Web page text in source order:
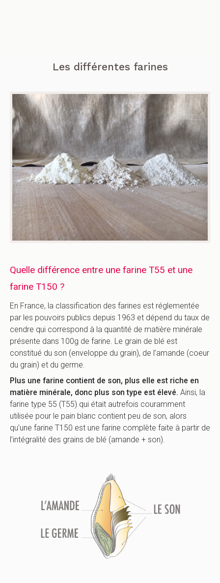
Les différentes farines
Quelle différence entre une farine T55 et une
farine T150 ?
En France, la classification des farines est réglementée
par les pouvoirs publics depuis 1963 et dépend du taux de
cendre qui correspond à la quantité de matière minérale
présente dans 100g de farine. Le grain de blé est
constitué du son (enveloppe du grain), de l’amande (coeur
du grain) et du germe.
Plus une farine contient de son, plus elle est riche en
matière minérale, donc plus son type est élevé. Ainsi, la
farine type 55 (T55) qui était autrefois couramment
utilisée pour le pain blanc contient peu de son, alors
qu’une farine T150 est une farine complète faite à partir de
l’intégralité des grains de blé (amande + son).